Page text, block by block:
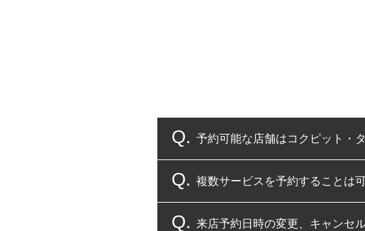
予約可能な店舗はコクピット・
コクピット・タイヤ館のみとな
複数サービスを予約することは
複数サービスのご予約は可能で
来店予約日時の変更、キャンセ